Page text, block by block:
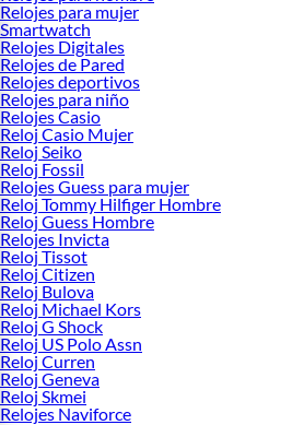
Relojes para mujer
Smartwatch
Relojes Digitales
Relojes de Pared
Relojes deportivos
Relojes para niño
Relojes Casio
Reloj Casio Mujer
Reloj Seiko
Reloj Fossil
Relojes Guess para mujer
Reloj Tommy Hilfiger Hombre
Reloj Guess Hombre
Relojes Invicta
Reloj Tissot
Reloj Citizen
Reloj Bulova
Reloj Michael Kors
Reloj G Shock
Reloj US Polo Assn
Reloj Curren
Reloj Geneva
Reloj Skmei
Relojes Naviforce